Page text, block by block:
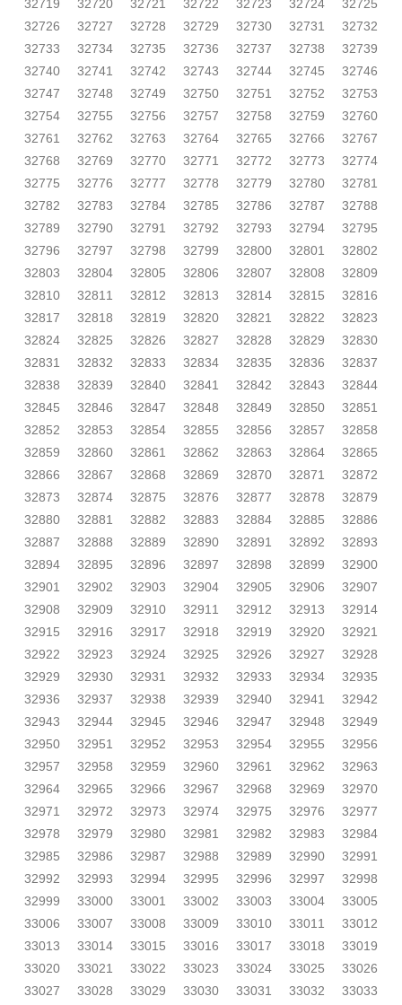
32719 32720 32721 32722 32723 32724
32725
32726
32727 32728 32729 32730 32731
32732
32733
32734 32735 32736 32737 32738
32739
32740
32741 32742 32743 32744 32745
32746
32747
32748 32749 32750 32751 32752
32753
32754
32755 32756 32757 32758 32759
32760
32761
32762 32763 32764 32765 32766
32767
32768
32769 32770 32771 32772 32773
32774
32775
32776 32777 32778 32779 32780
32781
32782
32783 32784 32785 32786 32787
32788
32789
32790 32791 32792 32793 32794
32795
32796
32797 32798 32799 32800 32801
32802
32803
32804 32805 32806 32807 32808
32809
32810
32811 32812 32813 32814 32815
32816
32817
32818 32819 32820 32821 32822
32823
32824
32825 32826 32827 32828 32829
32830
32831
32832 32833 32834 32835 32836
32837
32838
32839 32840 32841 32842 32843
32844
32845
32846 32847 32848 32849 32850
32851
32852
32853 32854 32855 32856 32857
32858
32859
32860 32861 32862 32863 32864
32865
32866
32867 32868 32869 32870 32871
32872
32873
32874 32875 32876 32877 32878
32879
32880
32881 32882 32883 32884 32885
32886
32887
32888 32889 32890 32891 32892
32893
32894
32895 32896 32897 32898 32899
32900
32901
32902 32903 32904 32905 32906
32907
32908
32909 32910 32911 32912 32913
32914
32915
32916 32917 32918 32919 32920
32921
32922
32923 32924 32925 32926 32927
32928
32929
32930 32931 32932 32933 32934
32935
32936
32937 32938 32939 32940 32941
32942
32943
32944 32945 32946 32947 32948
32949
32950
32951 32952 32953 32954 32955
32956
32957
32958 32959 32960 32961 32962
32963
32964
32965 32966 32967 32968 32969
32970
32971
32972 32973 32974 32975 32976
32977
32978
32979 32980 32981 32982 32983
32984
32985
32986 32987 32988 32989 32990
32991
32992
32993 32994 32995 32996 32997
32998
32999
33000 33001 33002 33003 33004
33005
33006
33007 33008 33009 33010 33011
33012
33013
33014 33015 33016 33017 33018
33019
33020
33021 33022 33023 33024 33025
33026
33027
33028 33029 33030 33031 33032
33033